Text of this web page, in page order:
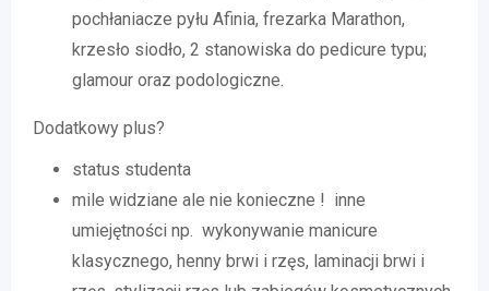
pochłaniacze pyłu Afinia, frezarka Marathon,
krzesło siodło, 2 stanowiska do pedicure typu;
glamour oraz podologiczne.
Dodatkowy plus?
status studenta
mile widziane ale nie konieczne ! inne
umiejętności np. wykonywanie manicure
klasycznego, henny brwi i rzęs, laminacji brwi i